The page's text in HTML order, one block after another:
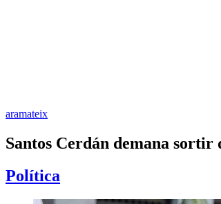
aramateix
Santos Cerdán demana
Política